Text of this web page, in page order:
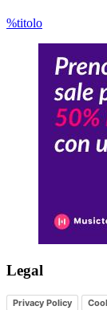
%titolo
Legal
Privacy Policy